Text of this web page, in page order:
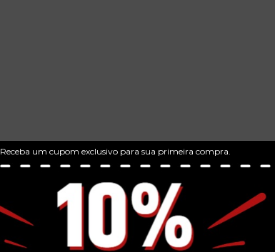
Receba um cupom exclusivo para sua primeira compra.